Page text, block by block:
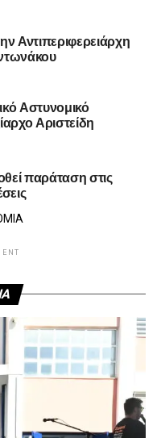
Αντιπεριφερειάρχη
Αστυνομικό
Αριστείδη
παράταση στις